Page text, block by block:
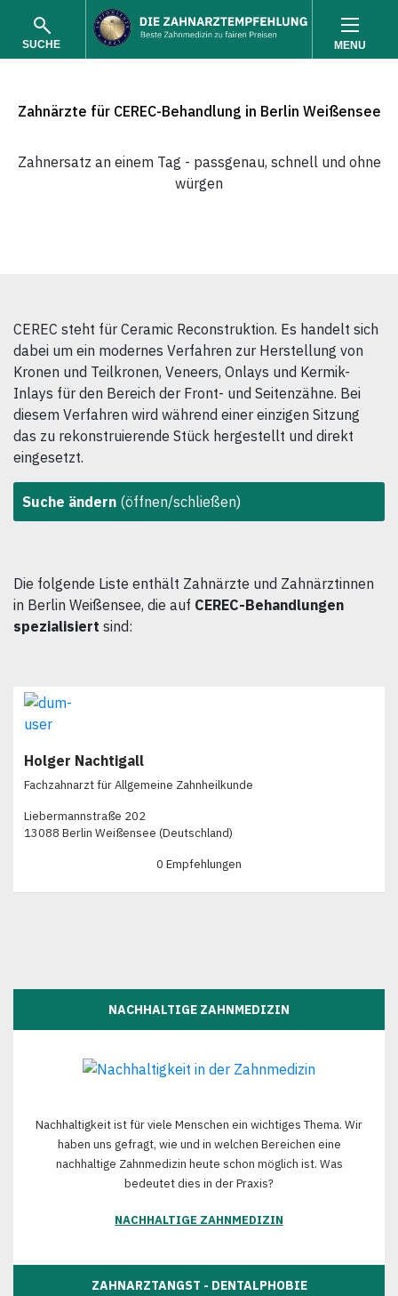
SUCHE MENU
Zahnärzte für CEREC-Behandlung in Berlin Weißensee
Zahnersatz an einem Tag - passgenau, schnell und ohne
würgen
CEREC steht für Ceramic Reconstruktion. Es handelt sich
dabei um ein modernes Verfahren zur Herstellung von
Kronen und Teilkronen, Veneers, Onlays und Kermik-
Inlays für den Bereich der Front- und Seitenzähne. Bei
diesem Verfahren wird während einer einzigen Sitzung
das zu rekonstruierende Stück hergestellt und direkt
eingesetzt.
Suche ändern (öffnen/schließen)
Die folgende Liste enthält Zahnärzte und Zahnärztinnen
in Berlin Weißensee, die auf CEREC-Behandlungen
spezialisiert sind:
Holger Nachtigall
Fachzahnarzt für Allgemeine Zahnheilkunde
Liebermannstraße 202
13088 Berlin Weißensee (Deutschland)
0 Empfehlungen
NACHHALTIGE ZAHNMEDIZIN
Nachhaltigkeit ist für viele Menschen ein wichtiges Thema. Wir
haben uns gefragt, wie und in welchen Bereichen eine
nachhaltige Zahnmedizin heute schon möglich ist. Was
bedeutet dies in der Praxis?
NACHHALTIGE ZAHNMEDIZIN
ZAHNARZTANGST - DENTALPHOBIE